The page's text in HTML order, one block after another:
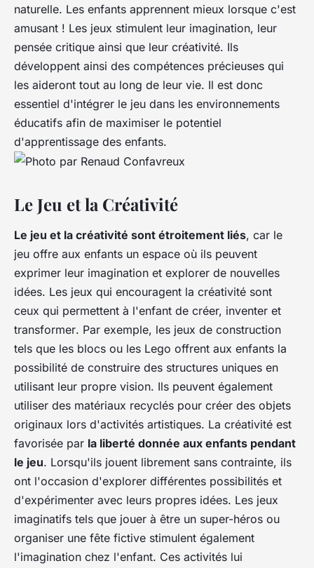
naturelle. Les enfants apprennent mieux lorsque c'est
amusant ! Les jeux stimulent leur imagination, leur
pensée critique ainsi que leur créativité. Ils
développent ainsi des compétences précieuses qui
les aideront tout au long de leur vie. Il est donc
essentiel d'intégrer le jeu dans les environnements
éducatifs afin de maximiser le potentiel
d'apprentissage des enfants.
Le Jeu et la Créativité
Le jeu et la créativité sont étroitement liés, car le
jeu offre aux enfants un espace où ils peuvent
exprimer leur imagination et explorer de nouvelles
idées. Les jeux qui encouragent la créativité sont
ceux qui permettent à l'enfant de créer, inventer et
transformer. Par exemple, les jeux de construction
tels que les blocs ou les Lego offrent aux enfants la
possibilité de construire des structures uniques en
utilisant leur propre vision. Ils peuvent également
utiliser des matériaux recyclés pour créer des objets
originaux lors d'activités artistiques. La créativité est
favorisée par la liberté donnée aux enfants pendant
le jeu. Lorsqu'ils jouent librement sans contrainte, ils
ont l'occasion d'explorer différentes possibilités et
d'expérimenter avec leurs propres idées. Les jeux
imaginatifs tels que jouer à être un super-héros ou
organiser une fête fictive stimulent également
l'imagination chez l'enfant. Ces activités lui